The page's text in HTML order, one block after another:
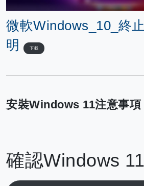
微軟Windows_10_終
明
下載
安裝Windows 11注意事項
確認Windows